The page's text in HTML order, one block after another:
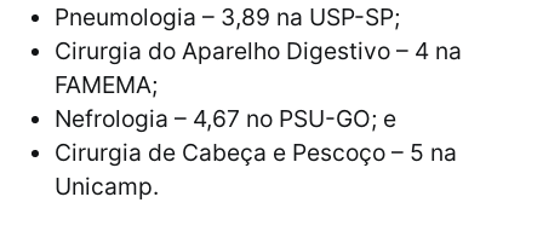
Pneumologia – 3,89 na USP-SP;
Cirurgia do Aparelho Digestivo – 4 na
FAMEMA;
Nefrologia – 4,67 no PSU-GO; e
Cirurgia de Cabeça e Pescoço – 5 na
Unicamp.